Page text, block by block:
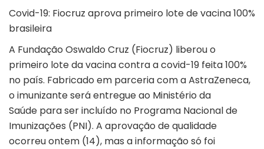
Covid-19: Fiocruz aprova primeiro lote de vacina 100%
brasileira
A Fundação Oswaldo Cruz (Fiocruz) liberou o
primeiro lote da vacina contra a covid-19 feita 100%
no país. Fabricado em parceria com a AstraZeneca,
o imunizante será entregue ao Ministério da
Saúde para ser incluído no Programa Nacional de
Imunizações (PNI). A aprovação de qualidade
ocorreu ontem (14), mas a informação só foi